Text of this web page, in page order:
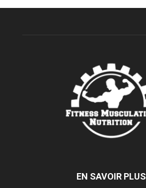
EN SAVOIR PLUS